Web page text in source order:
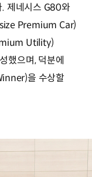
제네시스 G80와
Premium Car)
Utility)
했으며, 덕분에
을 수상할